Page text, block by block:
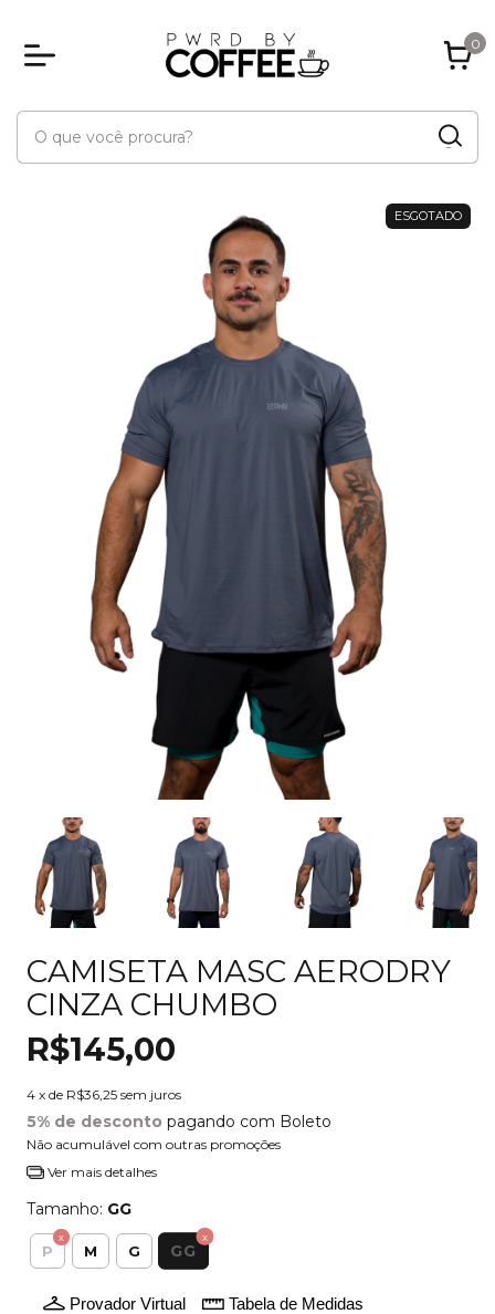
0
ESGOTADO
CAMISETA MASC AERODRY
CINZA CHUMBO
R$145,00
4 x de R$36,25 sem juros
5% de desconto pagando com Boleto
Não acumulável com outras promoções
Ver mais detalhes
Tamanho: GG
P M G GG
Provador Virtual Tabela de Medidas